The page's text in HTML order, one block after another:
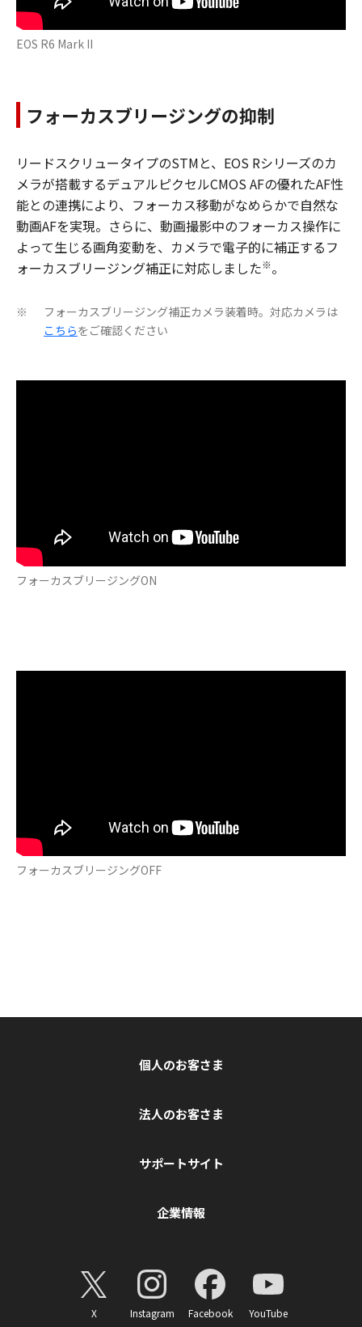
EOS R6 Mark II
フォーカスブリージングの抑制
リードスクリュータイプのSTMと、EOS Rシリーズのカ
メラが搭載するデュアルピクセルCMOS AFの優れたAF性
能との連携により、フォーカス移動がなめらかで自然な
動画AFを実現。さらに、動画撮影中のフォーカス操作に
よって生じる画角変動を、カメラで電子的に補正するフ
ォーカスブリージング補正に対応しました※。
※
フォーカスブリージング補正カメラ装着時。対応カメラは
こちらをご確認ください
フォーカスブリージングON
フォーカスブリージングOFF
個人のお客さま
法人のお客さま
サポートサイト
企業情報
X Instagram Facebook YouTube